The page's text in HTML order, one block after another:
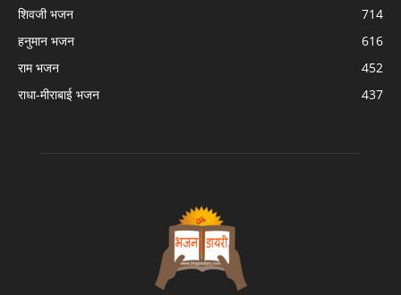
शिवजी भजन
714
हनुमान भजन
616
राम भजन
452
राधा-मीराबाई भजन
437